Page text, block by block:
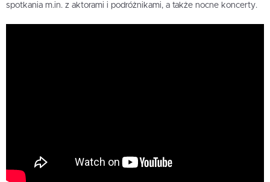
spotkania m.in. z aktorami i podróżnikami, a także nocne koncerty.